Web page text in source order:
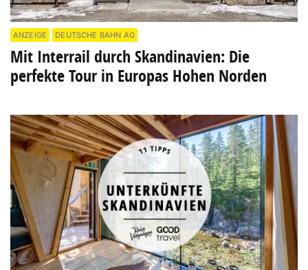
ANZEIGE DEUTSCHE BAHN AG
Mit Interrail durch Skandinavien: Die
perfekte Tour in Europas Hohen Norden